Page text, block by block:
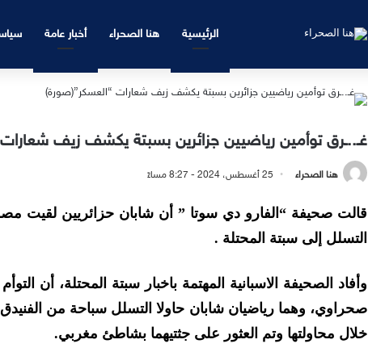
الرئيسية هنا الصحراء أخبار عامة
غـ..ـرق توأمين رياضيين جزائرين بسبتة يكشف زيف
هنا الصحراء 25 أغسطس، 2024 - 8:27 مساءً
قالت صحيفة “الفارو دي سوتا ” أن شابان حزائريين لقيت
التسلل إلى سبتة المحتلة .
وأفاد الصحيفة الاسبانية المهتمة باخبار سبتة المحتلة، أن
صحراوي، وهما رياضيان شابان حاولا التسلل سباحة من الفنيدق
خلال محاولتها وتم العثور على جثتيهما بشاطئ مغربي.